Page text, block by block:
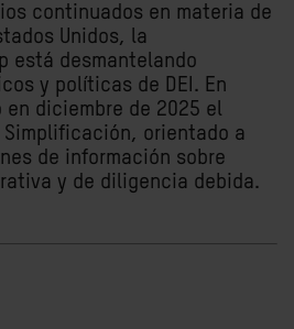
continuados en materia de
Unidos, la
está desmantelando
y políticas de DEI. En
en diciembre de 2025 el
Simplificación, orientado a
de información sobre
y de diligencia debida.